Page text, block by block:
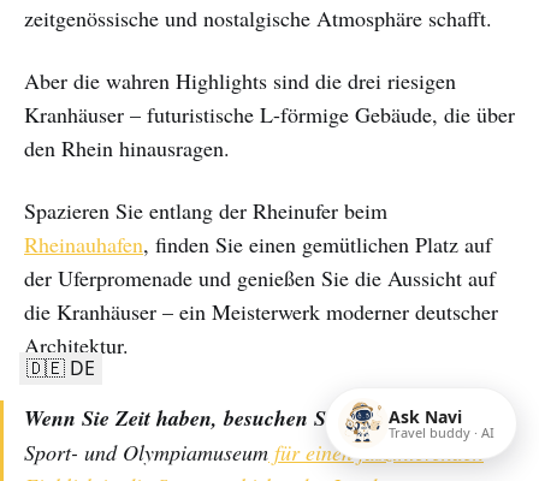
zeitgenössische und nostalgische Atmosphäre schafft.
Aber die wahren Highlights sind die drei riesigen
Kranhäuser – futuristische L-förmige Gebäude, die über
den Rhein hinausragen.
Spazieren Sie entlang der Rheinufer beim
Rheinauhafen, finden Sie einen gemütlichen Platz auf
der Uferpromenade und genießen Sie die Aussicht auf
die Kranhäuser – ein Meisterwerk moderner deutscher
Architektur.
Wenn Sie Zeit haben, besuchen Sie das Deutsche
Sport- und Olympiamuseum für einen faszinierenden
Ask Navi
Travel buddy · AI
🇩🇪 DE